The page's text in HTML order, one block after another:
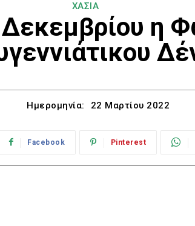
ΧΑΣΙΑ
η
Ημερομηνία: 22 Μαρτίου 2022
Facebook Pinterest